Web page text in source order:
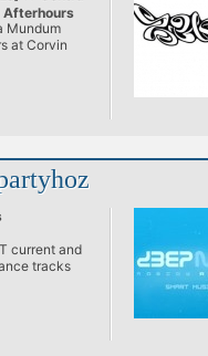
Afterhours
Club ★
Mundum
at Corvin
current and
tracks